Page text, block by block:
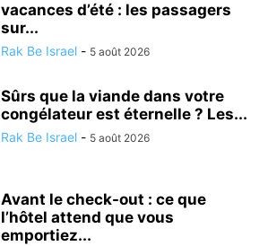
vacances d’été : les passagers
sur...
Rak Be Israel - 5 août 2026
Sûrs que la viande dans votre
congélateur est éternelle ? Les...
Rak Be Israel - 5 août 2026
Avant le check-out : ce que
l’hôtel attend que vous
emportiez...